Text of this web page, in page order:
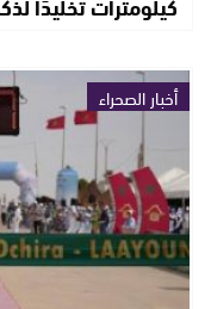
أخبار الصحراء